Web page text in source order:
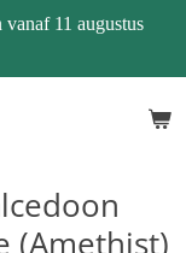
11 augustus
(Amethist)